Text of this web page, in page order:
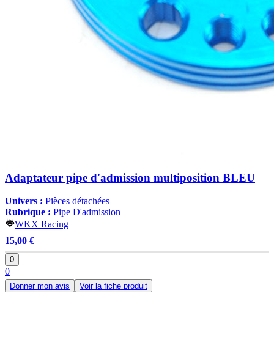
Adaptateur pipe d'admission multiposition BLEU
Univers : Pièces détachées
Rubrique : Pipe D'admission
WKX Racing
15,00 €
0
0
Donner mon avis Voir la fiche produit